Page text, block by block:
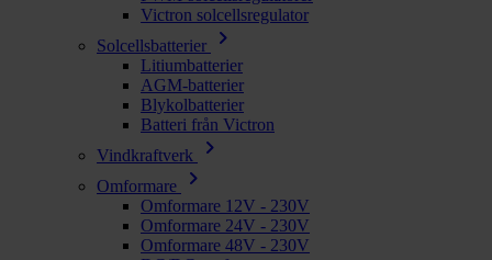
Victron solcellsregulator
Solcellsbatterier
chevron_right
Litiumbatterier
AGM-batterier
Blykolbatterier
Batteri från Victron
Vindkraftverk
chevron_right
Omformare chevron_right
Omformare 12V - 230V
Omformare 24V - 230V
Omformare 48V - 230V